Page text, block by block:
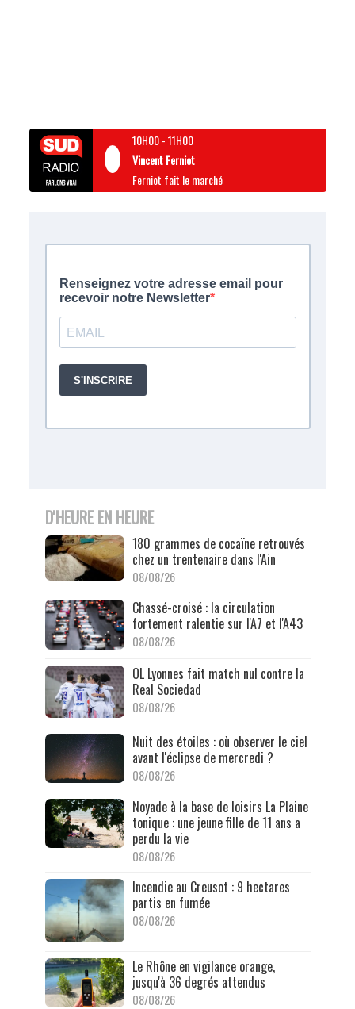
10H00-11H00
Vincent Ferniot
Ferniot fait le marché
D'HEURE EN HEURE
180 grammes de cocaïne retrouvés
chez un trentenaire dans l'Ain
08/08/26
Chassé-croisé : la circulation
fortement ralentie sur l'A7 et l'A43
08/08/26
OL Lyonnes fait match nul contre la
Real Sociedad
08/08/26
Nuit des étoiles : où observer le ciel
avant l'éclipse de mercredi ?
08/08/26
Noyade à la base de loisirs La Plaine
tonique : une jeune fille de 11 ans a
perdu la vie
08/08/26
Incendie au Creusot : 9 hectares
partis en fumée
08/08/26
Le Rhône en vigilance orange,
jusqu'à 36 degrés attendus
08/08/26